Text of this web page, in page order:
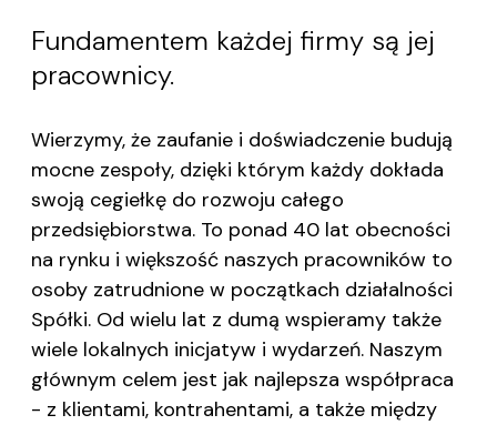
Fundamentem każdej firmy są jej
pracownicy.
Wierzymy, że zaufanie i doświadczenie budują
mocne zespoły, dzięki którym każdy dokłada
swoją cegiełkę do rozwoju całego
przedsiębiorstwa. To ponad 40 lat obecności
na rynku i większość naszych pracowników to
osoby zatrudnione w początkach działalności
Spółki. Od wielu lat z dumą wspieramy także
wiele lokalnych inicjatyw i wydarzeń. Naszym
głównym celem jest jak najlepsza współpraca
- z klientami, kontrahentami, a także między